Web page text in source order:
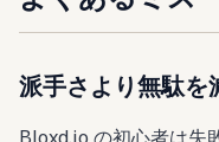
派手さより無駄を